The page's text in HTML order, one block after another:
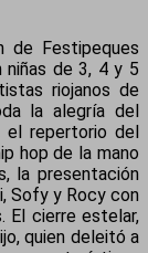
de Festipeques
de 3, 4 y 5
riojanos de
la alegría del
el repertorio del
hop de la mano
la presentación
Sofy y Rocy con
El cierre estelar,
quien deleitó a